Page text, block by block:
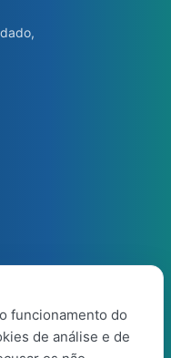
funcionamento do
de análise e de